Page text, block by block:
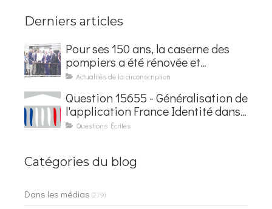
Derniers articles
Pour ses 150 ans, la caserne des
pompiers a été rénovée et
baptisée au nom d'Hubert
Actualités de la circonscription
Question 15655 - Généralisation de
l'application France Identité dans
les contrôles du quotidien
Questions Écrites
Catégories du blog
Dans les médias (279)